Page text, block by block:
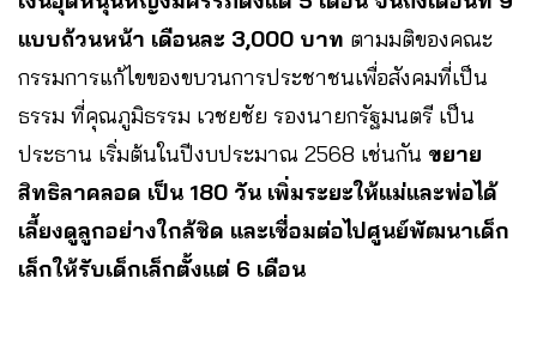
แบบถ้วนหน้า เดือนละ 3,000 บาท ตามมติของคณะ
กรรมการแก้ไขของขบวนการประชาชนเพื่อสังคมที่เป็น
ธรรม ที่คุณภูมิธรรม เวชยชัย รองนายกรัฐมนตรี เป็น
ประธาน เริ่มต้นในปีงบประมาณ 2568 เช่นกัน ขยาย
สิทธิลาคลอด เป็น 180 วัน เพิ่มระยะให้แม่และพ่อได้
เลี้ยงดูลูกอย่างใกล้ชิด และเชื่อมต่อไปศูนย์พัฒนาเด็ก
เล็กให้รับเด็กเล็กตั้งแต่ 6 เดือน